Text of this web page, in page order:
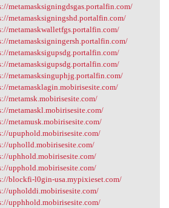
metamasksigningdsgas.portalfin.com/
metamasksigningshd.portalfin.com/
metamaskwalletfgs.portalfin.com/
metamasksigningersh.portalfin.com/
metamasksigupsdg.portalfin.com/
metamasksigupsdg.portalfin.com/
metamasksinguphjg.portalfin.com/
metamasklagin.mobirisesite.com/
metamsk.mobirisesite.com/
metamaskl.mobirisesite.com/
metamusk.mobirisesite.com/
upuphold.mobirisesite.com/
upholld.mobirisesite.com/
uphhold.mobirisesite.com/
upphold.mobirisesite.com/
blockfi-l0gin-usa.mypixieset.com/
upholddi.mobirisesite.com/
upphhold.mobirisesite.com/